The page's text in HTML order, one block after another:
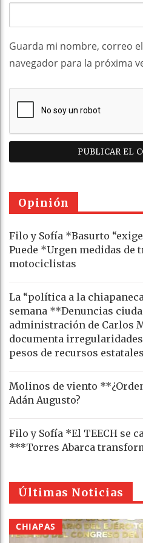
Guarda mi nombre, correo
navegador para la próxima
Opinión
Filo y Sofía *Basurto
Puede *Urgen medidas de
motociclistas
La “política a la
semana **Denuncias
administración de Carlos
documenta
pesos de recursos estatales
Molinos de viento
Adán Augusto?
Filo y Sofía *El TEECH se
***Torres Abarca
Últimas Noticias
CHIAPAS